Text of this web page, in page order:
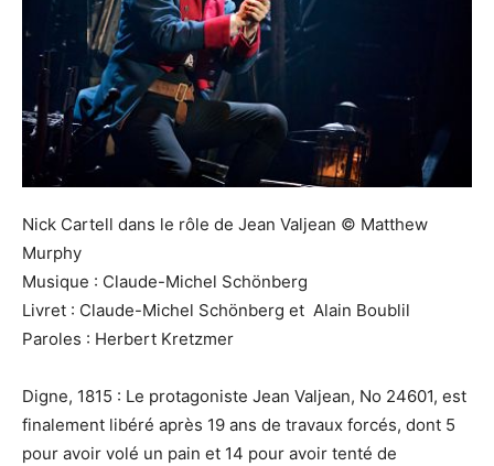
Nick Cartell dans le rôle de Jean Valjean © Matthew
Murphy
Musique : Claude-Michel Schönberg
Livret : Claude-Michel Schönberg et Alain Boublil
Paroles : Herbert Kretzmer
Digne, 1815 : Le protagoniste Jean Valjean, No 24601, est
finalement libéré après 19 ans de travaux forcés, dont 5
pour avoir volé un pain et 14 pour avoir tenté de